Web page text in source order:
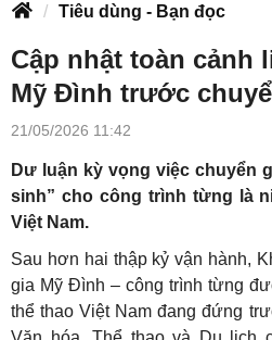
Tiêu dùng - Bạn đọc
Cập nhật toàn cảnh
Mỹ Đình trước
21/05/2026 11:42
Dư luận kỳ vọng việc chuyển
sinh” cho công trình từng là
Việt Nam.
Sau hơn hai thập kỷ vận hành,
gia Mỹ Đình – công trình từng
thể thao Việt Nam đang đứng